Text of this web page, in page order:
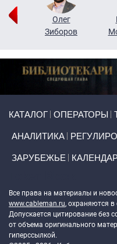
Олег
Зиборов
КАТАЛОГ ОПЕРАТОРЫ
АНАЛИТИКА
ЗАРУБЕЖЬЕ
Все права на материалы и
www.cableman.ru, охраняются в
Допускается цитирование без
от объема оригинального
гиперссылкой.